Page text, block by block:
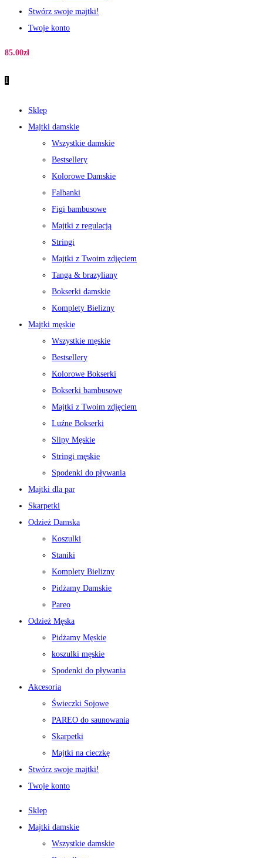
Stwórz swoje majtki!
Twoje konto
85.00zł
1
Sklep
Majtki damskie
Wszystkie damskie
Bestsellery
Kolorowe Damskie
Falbanki
Figi bambusowe
Majtki z regulacją
Stringi
Majtki z Twoim zdjęciem
Tanga & brazyliany
Bokserki damskie
Komplety Bielizny
Majtki męskie
Wszystkie męskie
Bestsellery
Kolorowe Bokserki
Bokserki bambusowe
Majtki z Twoim zdjęciem
Luźne Bokserki
Slipy Męskie
Stringi męskie
Spodenki do pływania
Majtki dla par
Skarpetki
Odzież Damska
Koszulki
Staniki
Komplety Bielizny
Pidżamy Damskie
Pareo
Odzież Męska
Pidżamy Męskie
koszulki męskie
Spodenki do pływania
Akcesoria
Świeczki Sojowe
PAREO do saunowania
Skarpetki
Majtki na cieczkę
Stwórz swoje majtki!
Twoje konto
Sklep
Majtki damskie
Wszystkie damskie